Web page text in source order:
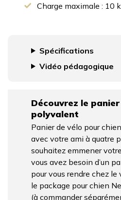
Charge maximale : 10
Spécifications
Vidéo pédagogique
Découvrez le
polyvalent
Panier de vélo pour
avec votre ami à quatre
souhaitez emmener
vous avez besoin d’un
pour vous rendre chez
le package pour chien
(à commander